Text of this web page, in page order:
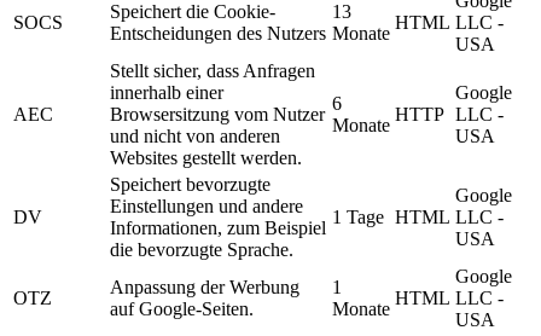
SOCS
Speichert die Cookie-
Entscheidungen des Nutzers
13
Monate
HTML LLC -
USA
AEC
Stellt sicher, dass Anfragen
innerhalb einer
Browsersitzung vom Nutzer
und nicht von anderen
Websites gestellt werden.
6
Monate
HTTP
Google
LLC -
USA
DV
Speichert bevorzugte
Einstellungen und andere
Informationen, zum Beispiel
die bevorzugte Sprache.
1 Tage HTML
Google
LLC -
USA
OTZ
Anpassung der Werbung
auf Google-Seiten.
1
Monate
HTML
Google
LLC -
USA